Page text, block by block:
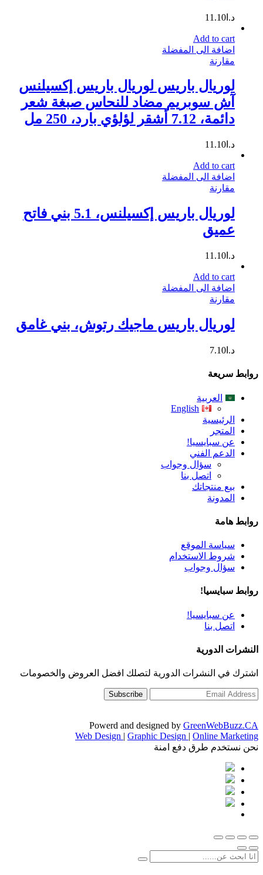
د.ا 11.10
Add to cart
اضافة الى المفضلة
مقارنة
لوريال باريس لوريال باريس إكسيلنس
آش سوبريم مضاد للنحاس صبغة شعر
دائمة، 7.12 أشقر لؤلؤي بارد، 250 مل
د.ا 11.10
Add to cart
اضافة الى المفضلة
مقارنة
لوريال باريس إكسيلنس، 5.1 بني فاتح
عميق
د.ا 11.10
Add to cart
اضافة الى المفضلة
مقارنة
لوريال باريس ماجيك رتوش، بني غامق
د.ا 7.10
روابط سريعة
العربية
English
الرئيسية
المتجر
عن سبايسيا!
الدعم الفني
سؤال وجواب
اتصل بنا
بيع منتجاتك
المدونة
روابط هامة
سياسة الموقع
شروط الاستخدام
سؤال وجواب
روابط سبايسيا!
عن سبايسيا!
اتصل بنا
النشرات الدورية
اشترك في النشرات الدورية لتصلك افضل العروض والخصومات
Powerd and designed by GreenWebBuzz.CA
Web Design | Graphic Design | Online Marketing
نحن نستخدم طرق دفع امنة